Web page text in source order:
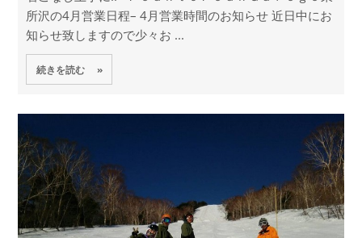
所沢の4月営業日程– 4月営業時間のお知らせ 近日中にお
知らせ致しますので少々お ...
続きを読む »